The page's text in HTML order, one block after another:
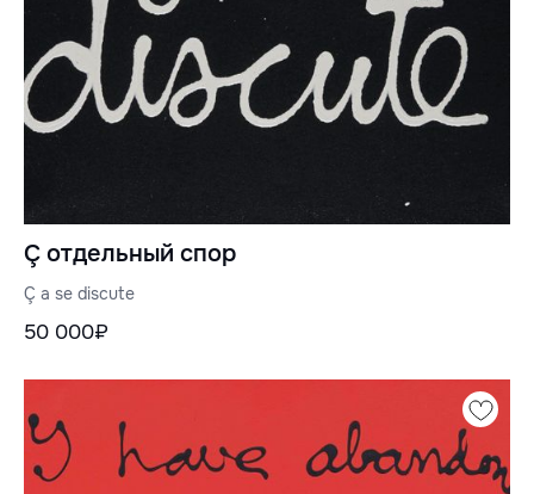
Ç отдельный спор
Ç a se discute
50 000₽